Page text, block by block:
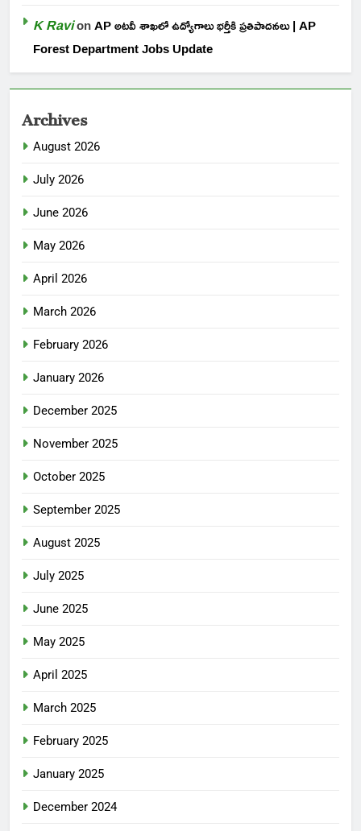
K RavionAP అటవీ శాఖలో ఉద్యోగాలు భర్తీకి ప్రతిపాదనలు | AP
Forest Department Jobs Update
Archives
August 2026
July 2026
June 2026
May 2026
April 2026
March 2026
February 2026
January 2026
December 2025
November 2025
October 2025
September 2025
August 2025
July 2025
June 2025
May 2025
April 2025
March 2025
February 2025
January 2025
December 2024